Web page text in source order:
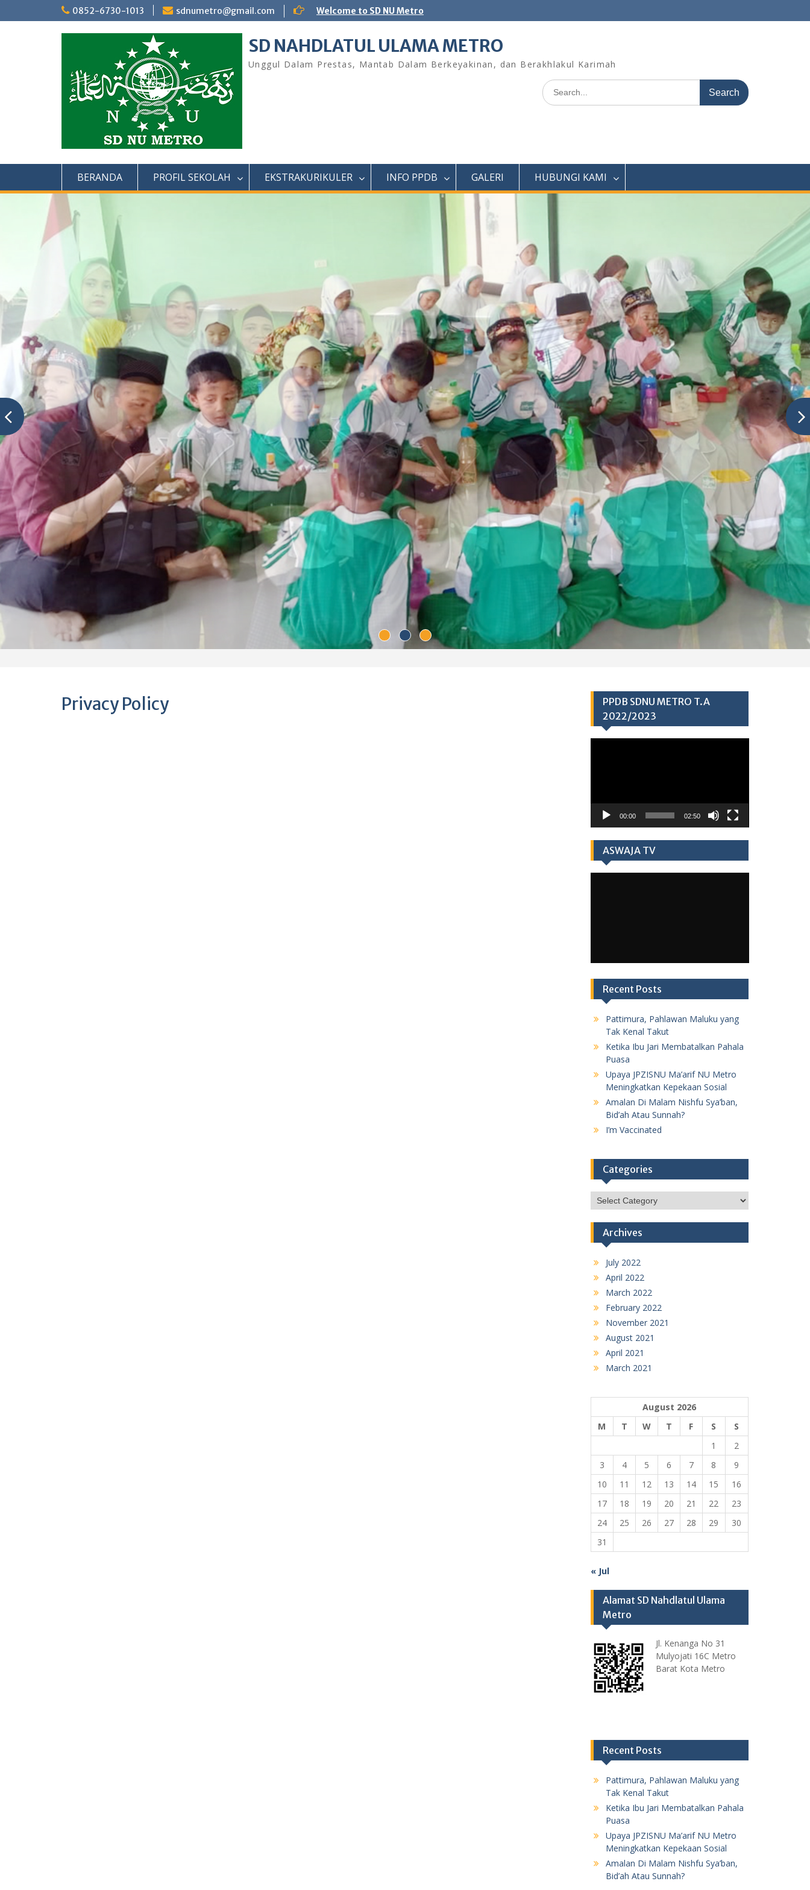
to
0852-6730-1013 sdnumetro@gmail.com Welcome to SD NU Metro
SD NAHDLATUL ULAMA METRO
Unggul Dalam Prestas, Mantab Dalam Berkeyakinan, dan Berakhlakul Karimah
Search
for:
BERANDA PROFIL SEKOLAH EKSTRAKURIKULER INFO PPDB GALERI HUBUNGI KAMI
Privacy Policy
PPDB SDNU METRO T.A
2022/2023
00:00 02:50
ASWAJA TV
Recent Posts
Pattimura, Pahlawan Maluku yang
Tak Kenal Takut
Ketika Ibu Jari Membatalkan Pahala
Puasa
Upaya JPZISNU Ma’arif NU Metro
Meningkatkan Kepekaan Sosial
Amalan Di Malam Nishfu Sya’ban,
Bid’ah Atau Sunnah?
I’m Vaccinated
Categories
Categories
Archives
July 2022
April 2022
March 2022
February 2022
November 2021
August 2021
April 2021
March 2021
August 2026
M
T W T F S
S
1
2
3
4 5 6 7 8
9
10
11 12 13 14 15
16
17
18 19 20 21 22
23
24
25 26 27 28 29
30
31
« Jul
Alamat SD Nahdlatul Ulama
Metro
Jl. Kenanga No 31
Mulyojati 16C Metro
Barat Kota Metro
Recent Posts
Pattimura, Pahlawan Maluku yang
Tak Kenal Takut
Ketika Ibu Jari Membatalkan Pahala
Puasa
Upaya JPZISNU Ma’arif NU Metro
Meningkatkan Kepekaan Sosial
Amalan Di Malam Nishfu Sya’ban,
Bid’ah Atau Sunnah?